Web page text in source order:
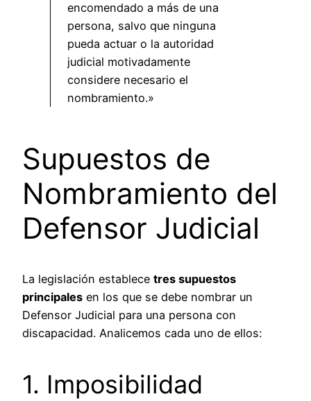
encomendado a más de una
persona, salvo que ninguna
pueda actuar o la autoridad
judicial motivadamente
considere necesario el
nombramiento.»
Supuestos de
Nombramiento del
Defensor Judicial
La legislación establece tres supuestos
principales en los que se debe nombrar un
Defensor Judicial para una persona con
discapacidad. Analicemos cada uno de ellos:
1. Imposibilidad